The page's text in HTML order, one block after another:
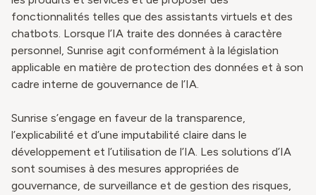
fonctionnalités telles que des assistants virtuels et des
chatbots. Lorsque l’IA traite des données à caractère
personnel, Sunrise agit conformément à la législation
applicable en matière de protection des données et à son
cadre interne de gouvernance de l’IA.
Sunrise s’engage en faveur de la transparence,
l’explicabilité et d’une imputabilité claire dans le
développement et l’utilisation de l’IA. Les solutions d’IA
sont soumises à des mesures appropriées de
gouvernance, de surveillance et de gestion des risques,